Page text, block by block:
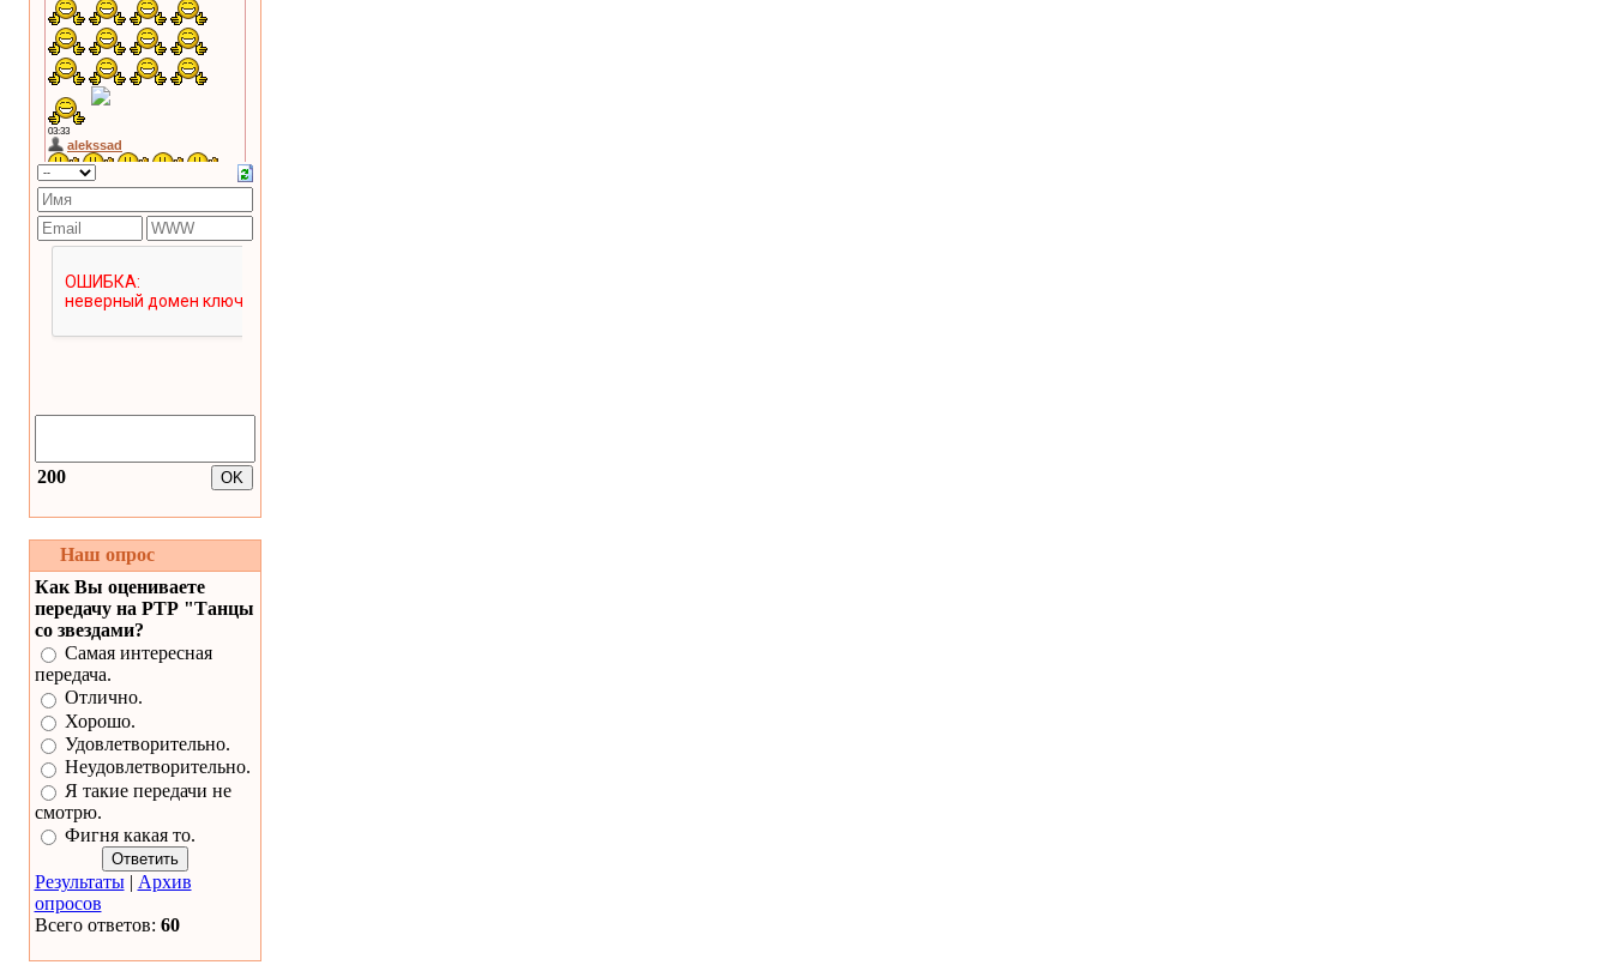
200
Наш опрос
Как Вы оцениваете
передачу на РТР "Танцы
со звездами?
Самая интересная
передача.
Отлично.
Хорошо.
Удовлетворительно.
Неудовлетворительно.
Я такие передачи не
смотрю.
Фигня какая то.
Результаты| Архив
опросов
Всего ответов: 60